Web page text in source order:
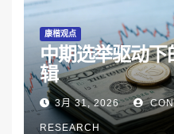
康楷观点
中期选举驱动
辑
3月 31, 2026
RESEARCH